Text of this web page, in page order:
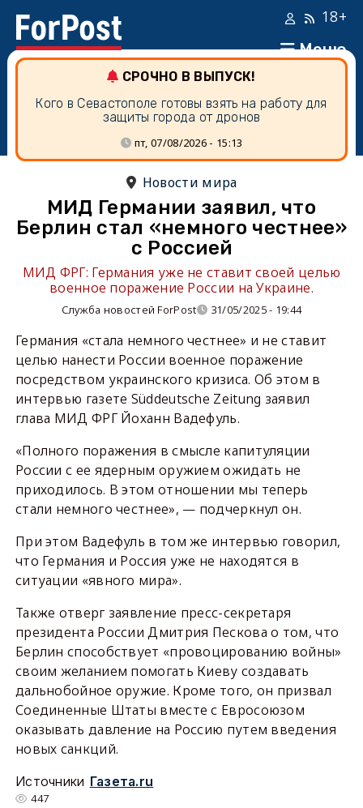
Меню
18+
СРОЧНО В ВЫПУСК!
Кого в Севастополе готовы взять на работу для
защиты города от дронов
пт, 07/08/2026 - 15:13
Новости мира
МИД Германии заявил, что
Берлин стал «немного честнее»
с Россией
МИД ФРГ: Германия уже не ставит своей целью
военное поражение России на Украине.
Служба новостей ForPost 31/05/2025 - 19:44
Германия «стала немного честнее» и не ставит
целью нанести России военное поражение
посредством украинского кризиса. Об этом в
интервью газете Süddeutsche Zeitung заявил
глава МИД ФРГ Йоханн Вадефуль.
«Полного поражения в смысле капитуляции
России с ее ядерным оружием ожидать не
приходилось. В этом отношении мы теперь
стали немного честнее», — подчеркнул он.
При этом Вадефуль в том же интервью говорил,
что Германия и Россия уже не находятся в
ситуации «явного мира».
Также отверг заявление пресс-секретаря
президента России Дмитрия Пескова о том, что
Берлин способствует «провоцированию войны»
своим желанием помогать Киеву создавать
дальнобойное оружие. Кроме того, он призвал
Соединенные Штаты вместе с Евросоюзом
оказывать давление на Россию путем введения
новых санкций.
Источники Газета.ru
447